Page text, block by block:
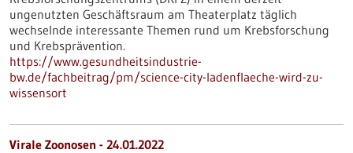
ungenutzten Geschäftsraum am Theaterplatz täglich
wechselnde interessante Themen rund um Krebsforschung
und Krebsprävention.
https://www.gesundheitsindustrie-
bw.de/fachbeitrag/pm/science-city-ladenflaeche-wird-zu-
wissensort
Virale Zoonosen - 24.01.2022